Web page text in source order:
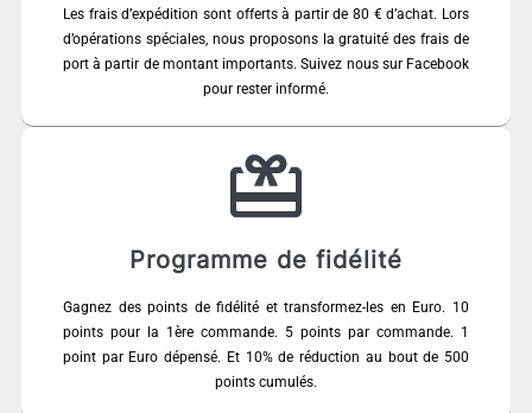
Les frais d’expédition sont offerts à partir de 80 € d’achat. Lors
d’opérations spéciales, nous proposons la gratuité des frais de
port à partir de montant importants. Suivez nous sur Facebook
pour rester informé.
Programme de fidélité
Gagnez des points de fidélité et transformez-les en Euro. 10
points pour la 1ère commande. 5 points par commande. 1
point par Euro dépensé. Et 10% de réduction au bout de 500
points cumulés.